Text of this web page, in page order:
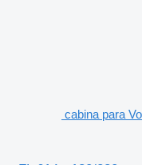
cabina para